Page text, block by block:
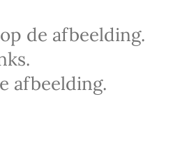
de afbeelding.
afbeelding.